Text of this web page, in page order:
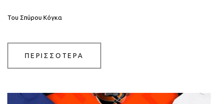
Του Σπύρου Κόγκα
ΠΕΡΙΣΣΟΤΕΡΑ